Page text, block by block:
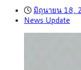
มิถุนายน 18,
News Update